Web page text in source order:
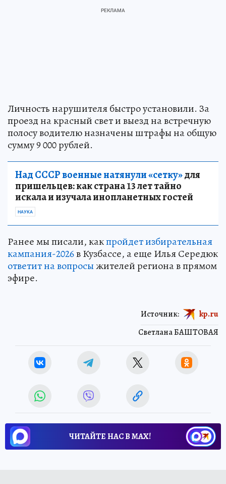
Личность нарушителя быстро установили. За
проезд на красный свет и выезд на встречную
полосу водителю назначены штрафы на общую
сумму 9 000 рублей.
Над СССР военные натянули «сетку»для
пришельцев: как страна 13 лет тайно
искала и изучала инопланетных гостей
НАУКА
Ранее мы писали, какпройдет избирательная
кампания-2026в Кузбассе, а еще Илья Середюк
ответит на вопросыжителей региона в прямом
эфире.
Светлана БАШТОВАЯ
Источник: kp.ru
ЧИТАЙТЕ НАС В МАХ!